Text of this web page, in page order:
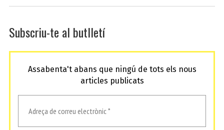
Subscriu-te al butlletí
Assabenta't abans que ningú de tots els nous
articles publicats